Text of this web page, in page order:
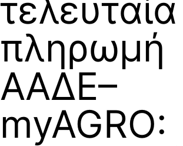
τελευταία
πληρωμή
ΑΑΔΕ–
myAGRO: